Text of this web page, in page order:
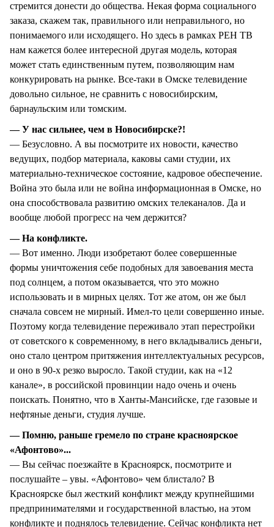
стремится донести до общества. Некая форма социального
заказа, скажем так, правильного или неправильного, но
понимаемого или исходящего. Но здесь в рамках РЕН ТВ
нам кажется более интересной другая модель, которая
может стать единственным путем, позволяющим нам
конкурировать на рынке. Все-таки в Омске телевидение
довольно сильное, не сравнить с новосибирским,
барнаульским или томским.
— У нас сильнее, чем в Новосибирске?!
— Безусловно. А вы посмотрите их новости, качество
ведущих, подбор материала, каковы сами студии, их
материально-техническое состояние, кадровое обеспечение.
Война это была или не война информационная в Омске, но
она способствовала развитию омских телеканалов. Да и
вообще любой прогресс на чем держится?
— На конфликте.
— Вот именно. Люди изобретают более совершенные
формы уничтожения себе подобных для завоевания места
под солнцем, а потом оказывается, что это можно
использовать и в мирных целях. Тот же атом, он же был
сначала совсем не мирный. Имел-то цели совершенно иные.
Поэтому когда телевидение переживало этап перестройки
от советского к современному, в него вкладывались деньги,
оно стало центром притяжения интеллектуальных ресурсов,
и оно в 90-х резко выросло. Такой студии, как на «12
канале», в российской провинции надо очень и очень
поискать. Понятно, что в Ханты-Мансийске, где газовые и
нефтяные деньги, студия лучше.
— Помню, раньше гремело по стране красноярское
«Афонтово»...
— Вы сейчас поезжайте в Красноярск, посмотрите и
послушайте – увы. «Афонтово» чем блистало? В
Красноярске был жесткий конфликт между крупнейшими
предпринимателями и государственной властью, на этом
конфликте и поднялось телевидение. Сейчас конфликта нет